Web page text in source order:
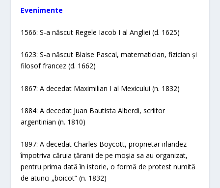
Evenimente
1566: S-a născut Regele Iacob I al Angliei (d. 1625)
1623: S-a născut Blaise Pascal, matematician, fizician și
filosof francez (d. 1662)
1867: A decedat Maximilian I al Mexicului (n. 1832)
1884: A decedat Juan Bautista Alberdi, scriitor
argentinian (n. 1810)
1897: A decedat Charles Boycott, proprietar irlandez
împotriva căruia țăranii de pe moșia sa au organizat,
pentru prima dată în istorie, o formă de protest numită
de atunci „boicot” (n. 1832)